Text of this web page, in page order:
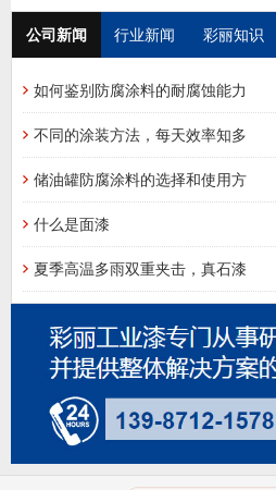
公司新闻 行业新闻 彩丽知识
如何鉴别防腐涂料的耐腐蚀能力
不同的涂装方法，每天效率知多
储油罐防腐涂料的选择和使用方
什么是面漆
夏季高温多雨双重夹击，真石漆